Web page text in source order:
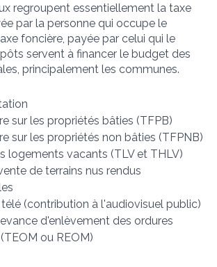
regroupent essentiellement la taxe
par la personne qui occupe le
foncière, payée par celui qui le
servent à financer le budget des
principalement les communes.
sur les propriétés bâties (TFPB)
sur les propriétés non bâties (TFPNB)
logements vacants (TLV et THLV)
de terrains nus rendus
(contribution à l'audiovisuel public)
d'enlèvement des ordures
ou REOM)